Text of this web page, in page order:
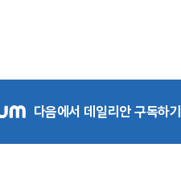
다음에서 데일리안 구독하기